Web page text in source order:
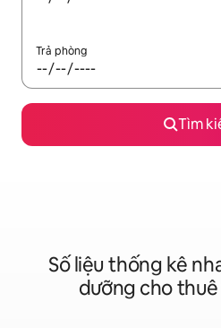
Trả phòng
Tìm
Số liệu thống kê
dưỡng cho